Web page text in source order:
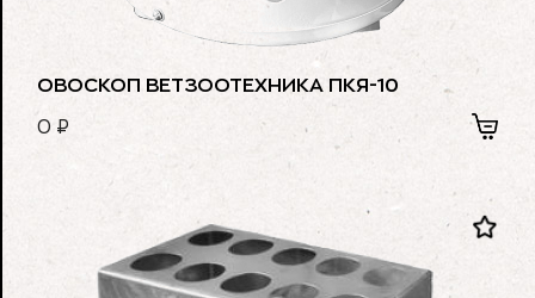
ОВОСКОП ВЕТЗООТЕХНИКА ПКЯ-10
0 ₽